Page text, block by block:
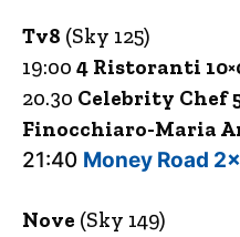
Tv8 (Sky 125)
19:00 4 Ristoranti
20.30 Celebrity Chef
Finocchiaro-Maria
21:40 Money Road
Nove (Sky 149)